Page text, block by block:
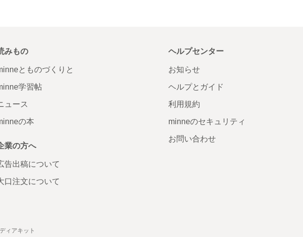
みもの
とものづくりと
学習帖
ュース
の本
業の方へ
告出稿について
口注文について
ヘルプセンター
お知らせ
ヘルプとガイド
利用規約
minneのセキュリティ
お問い合わせ
ィアキット